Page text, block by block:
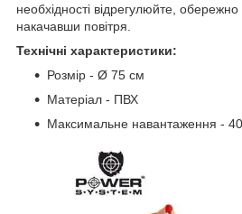
необхідності відрегулюйте,
накачавши повітря.
Технічні характеристики:
Розмір - Ø 75 см
Матеріал - ПВХ
Максимальне навантаження -